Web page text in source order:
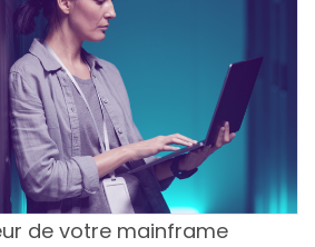
de votre mainframe